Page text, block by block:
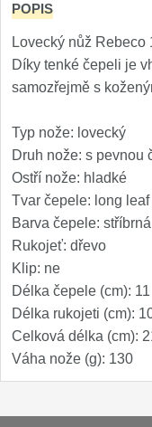
Kuchyňské
2
Zavírací nože
Kapesní 6
Taktické 3
Turistické 7
Speciální
Nože s pevnou
Taktické 8
POPIS
Lovecký nůž Rebeco
Díky tenké čepeli je
samozřejmě s
Typ nože: lovecký
Druh nože: s pevnou
Ostří nože: hladké
Tvar čepele: long
Barva čepele:
Rukojeť: dřevo
Klip: ne
Délka čepele (cm): 11
Délka rukojeti (cm):
Celková délka (cm):
Váha nože (g): 130